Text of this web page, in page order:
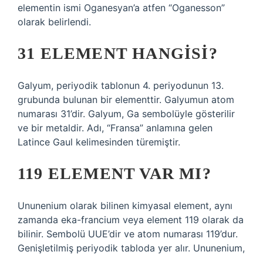
elementin ismi Oganesyan’a atfen “Oganesson”
olarak belirlendi.
31 ELEMENT HANGISI?
Galyum, periyodik tablonun 4. periyodunun 13.
grubunda bulunan bir elementtir. Galyumun atom
numarası 31’dir. Galyum, Ga sembolüyle gösterilir
ve bir metaldir. Adı, “Fransa” anlamına gelen
Latince Gaul kelimesinden türemiştir.
119 ELEMENT VAR MI?
Ununenium olarak bilinen kimyasal element, aynı
zamanda eka-francium veya element 119 olarak da
bilinir. Sembolü UUE’dir ve atom numarası 119’dur.
Genişletilmiş periyodik tabloda yer alır. Ununenium,